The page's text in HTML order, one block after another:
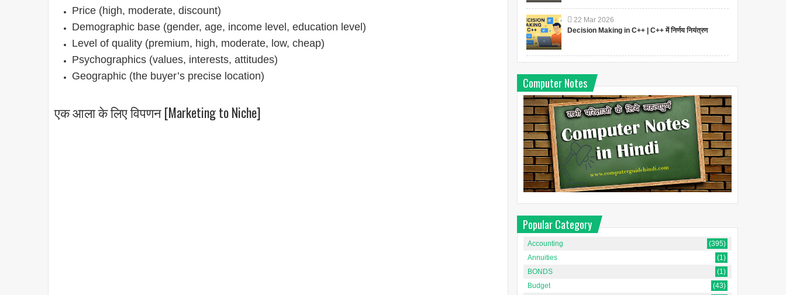
Price (high, moderate, discount)
Demographic base (gender, age, income level, education level)
Level of quality (premium, high, moderate, low, cheap)
Psychographics (values, interests, attitudes)
Geographic (the buyer’s precise location)
एक आला के लिए विपणन [Marketing to Niche]
22 Mar 2026
Decision Making in C++ | C++ में निर्णय नियंत्रण
Computer Notes
Popular Category
Accounting
(395)
Annuities
(1)
BONDS
(1)
Budget
(43)